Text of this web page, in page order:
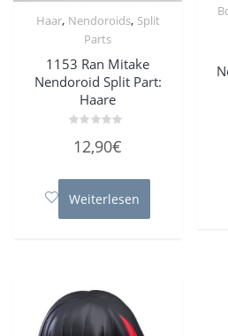
Haar, Nendoroids, Split
Parts
1153 Ran Mitake
Nendoroid Split Part:
Haare
mit
5
12,90€
Weiterlesen